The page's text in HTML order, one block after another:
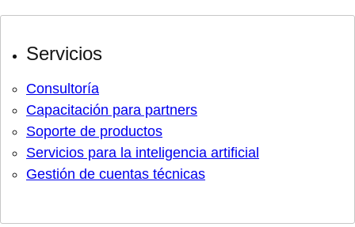
Servicios
Consultoría
Capacitación para partners
Soporte de productos
Servicios para la inteligencia artificial
Gestión de cuentas técnicas